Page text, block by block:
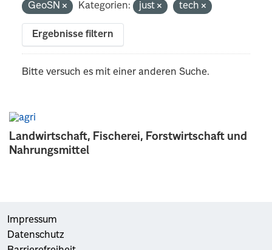
Landwirtschaft, Fischerei, Forstwirtschaft und
Nahrungsmittel
GeoSN
Kategorien: just tech
Ergebnisse filtern
Bitte versuch es mit einer anderen Suche.
Impressum
Datenschutz